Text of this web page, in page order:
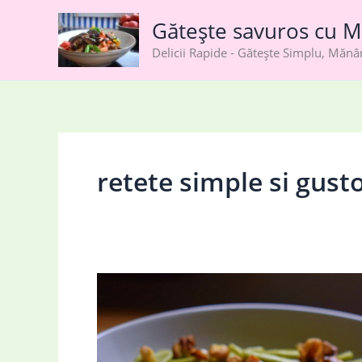
Gătește savuros cu
Delicii Rapide - Gătește Simplu,
retete simple si